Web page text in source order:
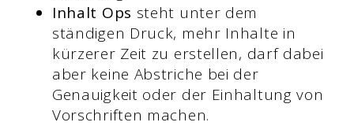
Inhalt Ops steht unter dem
ständigen Druck, mehr Inhalte in
kürzerer Zeit zu erstellen, darf dabei
aber keine Abstriche bei der
Genauigkeit oder der Einhaltung von
Vorschriften machen.